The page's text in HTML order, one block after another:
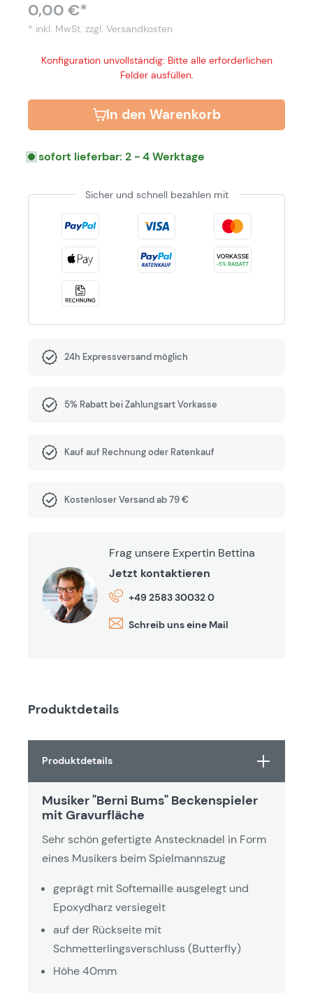
0,00 €*
* inkl. MwSt. zzgl. Versandkosten
Konfiguration unvollständig: Bitte alle erforderlichen
Felder ausfüllen.
In den Warenkorb
sofort lieferbar: 2 - 4 Werktage
Sicher und schnell bezahlen mit
24h Expressversand möglich
5% Rabatt bei Zahlungsart Vorkasse
Kauf auf Rechnung oder Ratenkauf
Kostenloser Versand ab 79 €
Frag unsere Expertin Bettina
Jetzt kontaktieren
+49 2583 30032 0
Schreib uns eine Mail
Produktdetails
Produktdetails
Musiker "Berni Bums" Beckenspieler
mit Gravurfläche
Sehr schön gefertigte Anstecknadel in Form
eines Musikers beim Spielmannszug
geprägt mit Softemaille ausgelegt und
Epoxydharz versiegelt
auf der Rückseite mit
Schmetterlingsverschluss (Butterfly)
Höhe 40mm